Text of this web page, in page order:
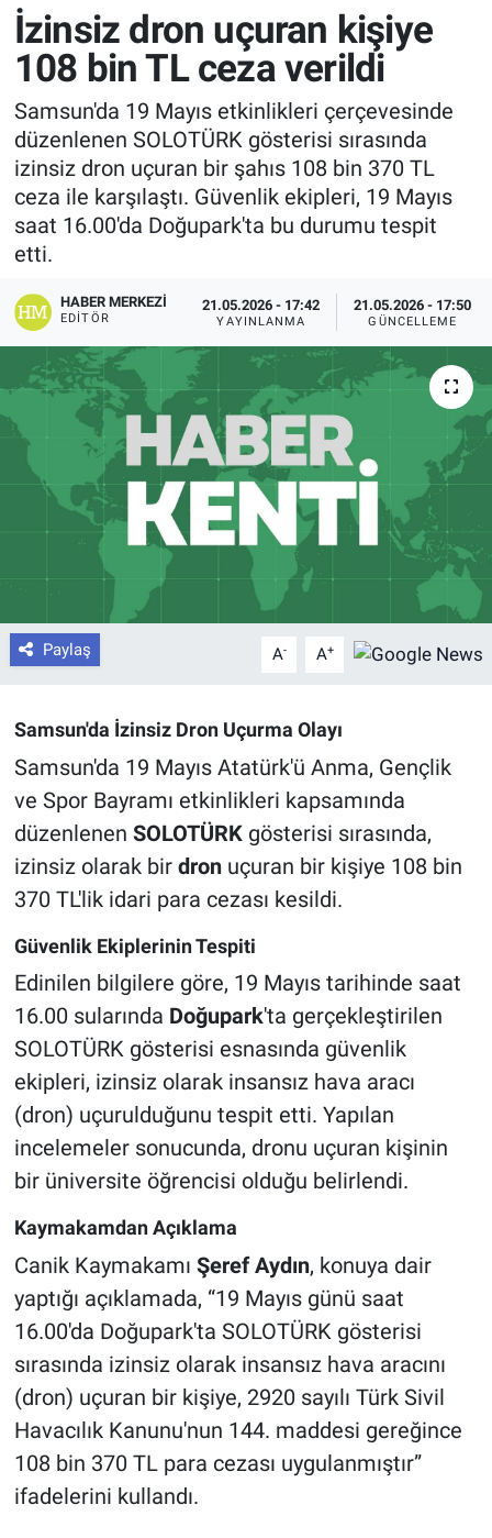
İzinsiz dron uçuran kişiye
108 bin TL ceza verildi
Samsun'da 19 Mayıs etkinlikleri çerçevesinde
düzenlenen SOLOTÜRK gösterisi sırasında
izinsiz dron uçuran bir şahıs 108 bin 370 TL
ceza ile karşılaştı. Güvenlik ekipleri, 19 Mayıs
saat 16.00'da Doğupark'ta bu durumu tespit
etti.
HABER MERKEZI
EDITÖR
21.05.2026 - 17:42
YAYINLANMA
21.05.2026 - 17:50
GÜNCELLEME
Paylaş A- A+
Samsun'da İzinsiz Dron Uçurma Olayı
Samsun'da 19 Mayıs Atatürk'ü Anma, Gençlik
ve Spor Bayramı etkinlikleri kapsamında
düzenlenen SOLOTÜRKgösterisi sırasında,
izinsiz olarak bir dronuçuran bir kişiye 108 bin
370 TL'lik idari para cezası kesildi.
Güvenlik Ekiplerinin Tespiti
Edinilen bilgilere göre, 19 Mayıs tarihinde saat
16.00 sularında Doğupark'ta gerçekleştirilen
SOLOTÜRK gösterisi esnasında güvenlik
ekipleri, izinsiz olarak insansız hava aracı
(dron) uçurulduğunu tespit etti. Yapılan
incelemeler sonucunda, dronu uçuran kişinin
bir üniversite öğrencisi olduğu belirlendi.
Kaymakamdan Açıklama
Canik Kaymakamı Şeref Aydın, konuya dair
yaptığı açıklamada, “19 Mayıs günü saat
16.00'da Doğupark'ta SOLOTÜRK gösterisi
sırasında izinsiz olarak insansız hava aracını
(dron) uçuran bir kişiye, 2920 sayılı Türk Sivil
Havacılık Kanunu'nun 144. maddesi gereğince
108 bin 370 TL para cezası uygulanmıştır”
ifadelerini kullandı.